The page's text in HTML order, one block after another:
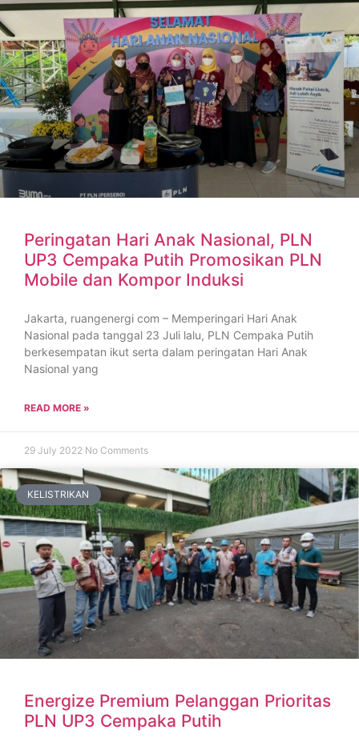
Peringatan Hari Anak Nasional, PLN
UP3 Cempaka Putih Promosikan PLN
Mobile dan Kompor Induksi
Jakarta, ruangenergi com – Memperingari Hari Anak
Nasional pada tanggal 23 Juli lalu, PLN Cempaka Putih
berkesempatan ikut serta dalam peringatan Hari Anak
Nasional yang
READ MORE »
29 July 2022 No Comments
KELISTRIKAN
Energize Premium Pelanggan Prioritas
PLN UP3 Cempaka Putih